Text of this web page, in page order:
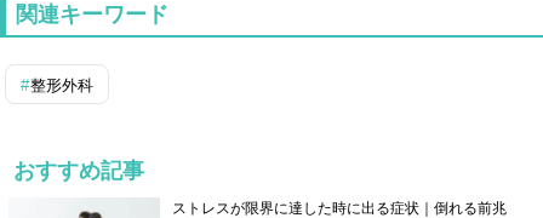
関連キーワード
整形外科
おすすめ記事
ストレスが限界に達した時に出る症状｜倒れる前兆